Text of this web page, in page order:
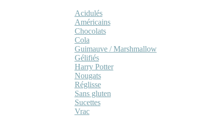
Acidulés
Américains
Chocolats
Cola
Guimauve / Marshmallow
Gélifiés
Harry Potter
Nougats
Réglisse
Sans gluten
Sucettes
Vrac